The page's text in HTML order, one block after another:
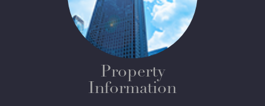
Property
Information